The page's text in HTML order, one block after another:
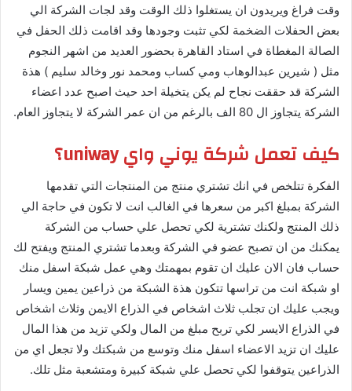
وقت فراغ ويريدون ان يستغلوا ذلك الوقت وقد لجات الشركة الي
بعض الحفلات الضخمة لكي تثبت وجودها وقد اقامت ذلك الحفل في
الصالة المغطاة في استاد القاهرة بحضور العديد من اشهر النجوم
مثل ( شيرين عبدالوهاب ومي كساب ومحمد نور وخالد سليم ) هذة
الشركة قد حققت نجاح لم يكن يتخيلة احد حيث اصبح عدد اعضاء
الشركة يتجاوز ال 80 الف بالرغم من ان عمر الشركة لا يتجاوز العام.
كيف تعمل شركة يوني واي uniway؟
الفكرة تتلخص في انك تشتري منتج من المنتجات التي تقدمها
الشركة بمبلغ اكبر من سعرها في الغالب انت لا تكون في حاجة الي
ذلك المنتج ولكنك تشترية لكي تحصل علي حساب من الشركة
يمكنك من ان تصبح عضو في الشركة وبعدما تشتري المنتج ويفتح لك
حساب فان الان عليك ان تقوم بمهمتك وهي عمل شبكة اسفل منك
او شبكة انت من تراسها تتكون هذة الشبكة من ذراعين يمين ويسار
ويجب عليك ان تجلب ثلاث اشخاص في الذراع الايمن وثلاث اشخاص
في الذراع الايسر لكي تربح مبلغ من المال ولكي تزيد من هذا المال
عليك ان تزيد الاعضاء اسفل منك وتوسع من شبكتك ولا تجعل اي من
الذراعين يتوقفوا لكي تحصل علي شبكة كبيرة ومتشعبة مثل تلك.